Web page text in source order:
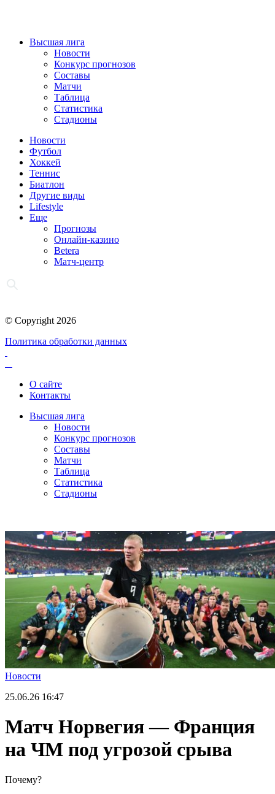
Высшая лига
Новости
Конкурс прогнозов
Составы
Матчи
Таблица
Статистика
Стадионы
Новости
Футбол
Хоккей
Теннис
Биатлон
Другие виды
Lifestyle
Еще
Прогнозы
Онлайн-казино
Betera
Матч-центр
© Copyright 2026
Политика обработки данных
О сайте
Контакты
Высшая лига
Новости
Конкурс прогнозов
Составы
Матчи
Таблица
Статистика
Стадионы
Новости
25.06.26 16:47
Матч Норвегия — Франция
на ЧМ под угрозой срыва
Почему?